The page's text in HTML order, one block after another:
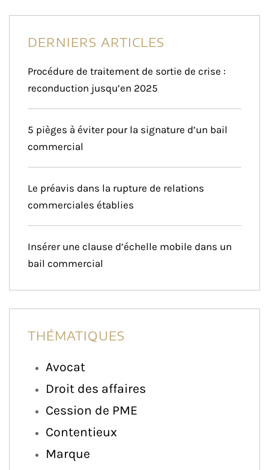
DERNIERS ARTICLES
Procédure de traitement de sortie de crise :
reconduction jusqu’en 2025
5 pièges à éviter pour la signature d’un bail
commercial
Le préavis dans la rupture de relations
commerciales établies
Insérer une clause d’échelle mobile dans un
bail commercial
THÉMATIQUES
Avocat
Droit des affaires
Cession de PME
Contentieux
Marque